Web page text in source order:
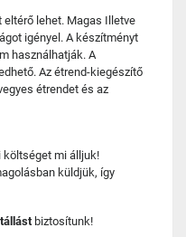
eltérő lehet. Magas Illetve
igényel. A készítményt
használhatják. A
Az étrend-kiegészítő
étrendet és az
költséget mi álljuk!
küldjük, így
biztosítunk!